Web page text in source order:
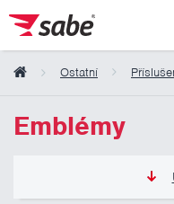
Ostatní
Emblémy
Obsah košíku